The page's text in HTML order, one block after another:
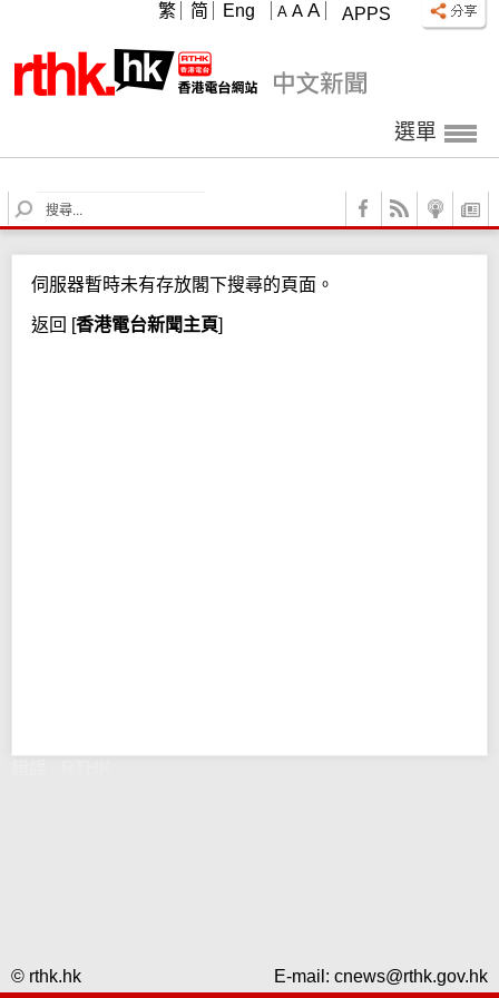
APPS
A A A
繁 简 Eng
選單
S
e
c
h
伺服器暫時未有存放閣下搜尋的頁面。
返回 [香港電台新聞主頁]
© rthk.hk E-mail: cnews@rthk.gov.hk